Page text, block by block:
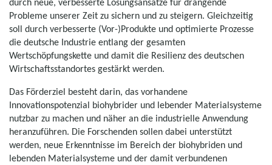
Probleme unserer Zeit zu sichern und zu steigern. Gleichzeitig
soll durch verbesserte (Vor-)Produkte und optimierte Prozesse
die deutsche Industrie entlang der gesamten
Wertschöpfungskette und damit die Resilienz des deutschen
Wirtschaftsstandortes gestärkt werden.
Das Förderziel besteht darin, das vorhandene
Innovationspotenzial biohybrider und lebender Materialsysteme
nutzbar zu machen und näher an die industrielle Anwendung
heranzuführen. Die Forschenden sollen dabei unterstützt
werden, neue Erkenntnisse im Bereich der biohybriden und
lebenden Materialsysteme und der damit verbundenen